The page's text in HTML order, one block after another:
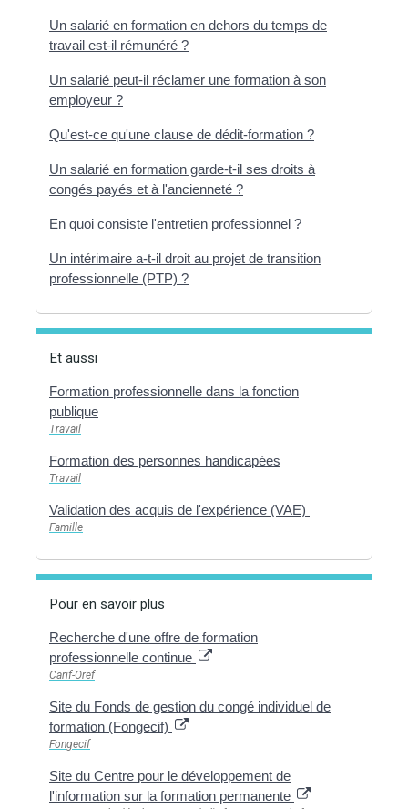
Un salarié en formation en dehors du temps de
travail est-il rémunéré ?
Un salarié peut-il réclamer une formation à son
employeur ?
Qu'est-ce qu'une clause de dédit-formation ?
Un salarié en formation garde-t-il ses droits à
congés payés et à l'ancienneté ?
En quoi consiste l'entretien professionnel ?
Un intérimaire a-t-il droit au projet de transition
professionnelle (PTP) ?
Et aussi
Formation professionnelle dans la fonction
publique
Travail
Formation des personnes handicapées
Travail
Validation des acquis de l'expérience (VAE)
Famille
Pour en savoir plus
Recherche d'une offre de formation
professionnelle continue
Carif-Oref
Site du Fonds de gestion du congé individuel de
formation (Fongecif)
Fongecif
Site du Centre pour le développement de
l'information sur la formation permanente